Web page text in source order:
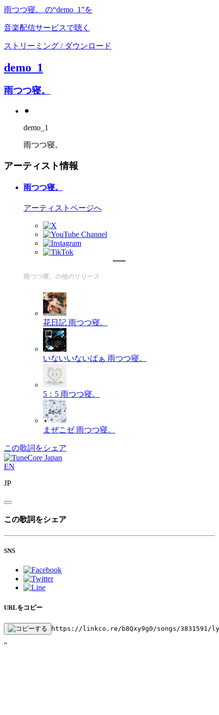
雨つつ寝。 の“demo_1”を
音楽配信サービスで聴く
ストリーミング / ダウンロード
demo_1
雨つつ寝。
⚫︎
demo_1
雨つつ寝。
アーティスト情報
雨つつ寝。
アーティストページへ
雨つつ寝。の他のリリース
花日記 雨つつ寝。
いないいないばぁ 雨つつ寝。
5：5 雨つつ寝。
まぜこゼ 雨つつ寝。
この歌詞をシェア
EN
JP
この歌詞をシェア
SNS
URLをコピー
https://linkco.re/b8Qxy9g0/songs/3831591/
"